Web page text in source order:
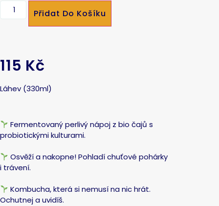
Přidat Do Košíku
115 Kč
Láhev (330ml)
Fermentovaný perlivý nápoj z bio čajů s
probiotickými kulturami.
Osvěží a nakopne! Pohladí chuťové pohárky
i trávení.
Kombucha, která si nemusí na nic hrát.
Ochutnej a uvidíš.